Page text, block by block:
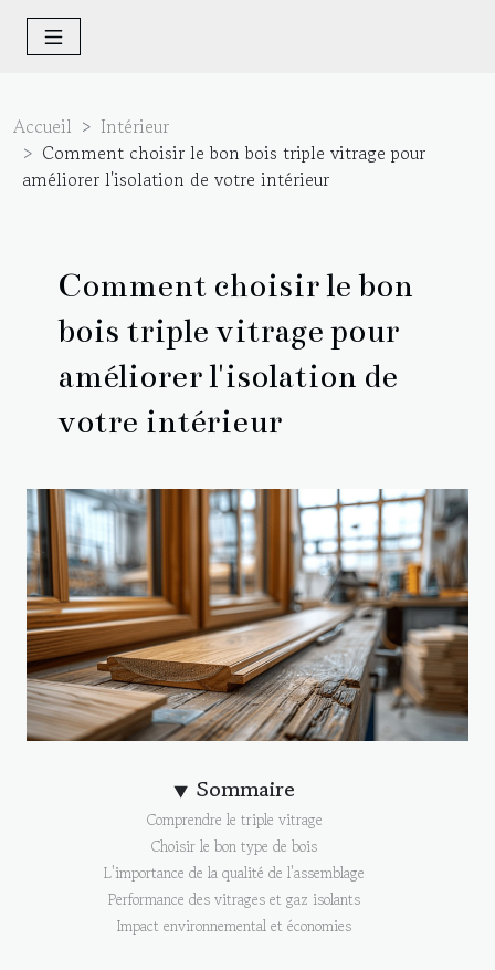
Accueil
Intérieur
Comment choisir le bon bois triple vitrage pour
améliorer l'isolation de votre intérieur
Comment choisir le bon
bois triple vitrage pour
améliorer l'isolation de
votre intérieur
Sommaire
Comprendre le triple vitrage
Choisir le bon type de bois
L'importance de la qualité de l'assemblage
Performance des vitrages et gaz isolants
Impact environnemental et économies